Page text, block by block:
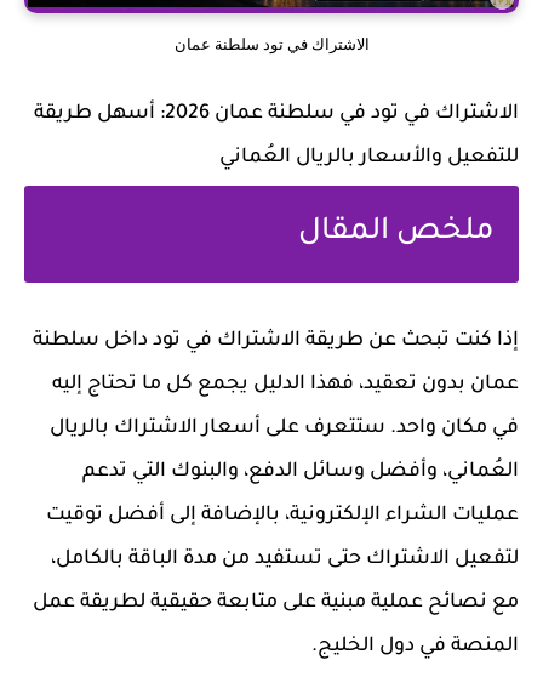
الاشتراك في تود سلطنة عمان
الاشتراك في تود في سلطنة عمان 2026: أسهل طريقة
للتفعيل والأسعار بالريال العُماني
ملخص المقال
إذا كنت تبحث عن طريقة الاشتراك في تود داخل سلطنة
عمان بدون تعقيد، فهذا الدليل يجمع كل ما تحتاج إليه
في مكان واحد. ستتعرف على أسعار الاشتراك بالريال
العُماني، وأفضل وسائل الدفع، والبنوك التي تدعم
عمليات الشراء الإلكترونية، بالإضافة إلى أفضل توقيت
لتفعيل الاشتراك حتى تستفيد من مدة الباقة بالكامل،
مع نصائح عملية مبنية على متابعة حقيقية لطريقة عمل
المنصة في دول الخليج.